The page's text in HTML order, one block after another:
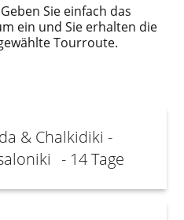
Sie einfach das
ein und Sie erhalten die
Tourroute.
& Chalkidiki -
- 14 Tage